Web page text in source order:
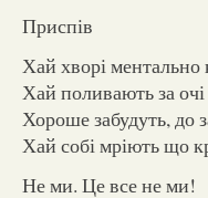
Приспів
Хай хворі
Хай поливають за
Хороше забудуть, до
Хай собі мріють що
Не ми. Це все не ми!